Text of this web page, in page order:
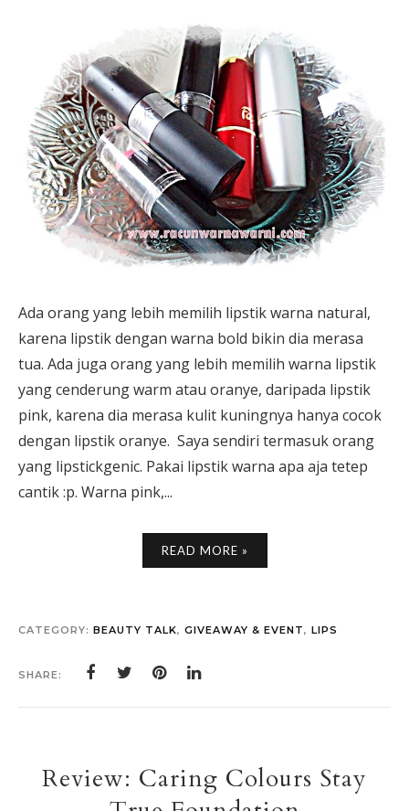
Ada orang yang lebih memilih lipstik warna natural,
karena lipstik dengan warna bold bikin dia merasa
tua. Ada juga orang yang lebih memilih warna lipstik
yang cenderung warm atau oranye, daripada lipstik
pink, karena dia merasa kulit kuningnya hanya cocok
dengan lipstik oranye. Saya sendiri termasuk orang
yang lipstickgenic. Pakai lipstik warna apa aja tetep
cantik :p. Warna pink,...
READ MORE »
CATEGORY: BEAUTY TALK, GIVEAWAY & EVENT, LIPS
SHARE:
Review: Caring Colours Stay